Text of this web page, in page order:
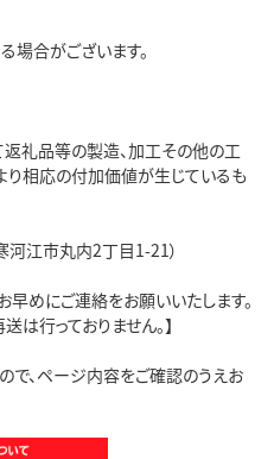
場合がございます。
礼品等の製造、加工その他の工
り相応の付加価値が生じているも
河江市丸内2丁目1-21）
めにご連絡をお願いいたします。
は行っておりません。】
、ページ内容をご確認のうえお